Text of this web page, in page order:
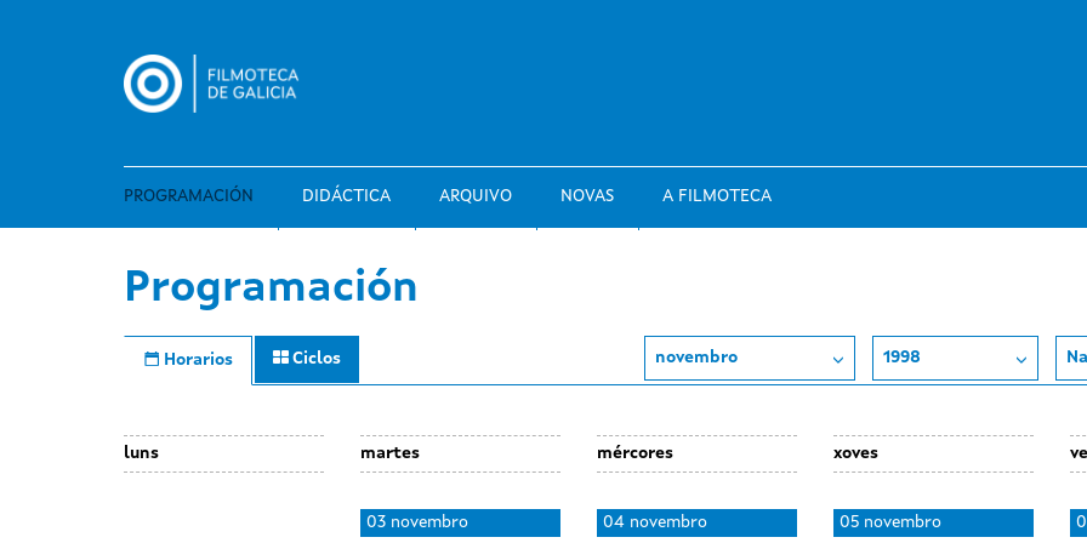
PROGRAMACIÓN DIDÁCTICA ARQUIVO NOVAS A FILMOTECA
Programación
Horarios Ciclos novembro 1998
luns martes mércores xoves
03 novembro 04 novembro 05 novembro